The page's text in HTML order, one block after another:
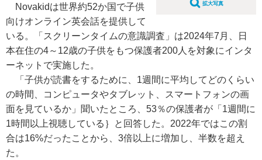
拡大写真
Novakidは世界約52か国で子供
向けオンライン英会話を提供して
いる。「スクリーンタイムの意識調査」は2024年7月、日
本在住の4～12歳の子供をもつ保護者200人を対象にインタ
ーネットで実施した。
「子供が読書をするために、1週間に平均してどのくらい
の時間、コンピュータやタブレット、スマートフォンの画
面を見ているか」聞いたところ、53％の保護者が「1週間に
1時間以上視聴している｝と回答した。2022年ではこの割
合は16%だったことから、3倍以上に増加し、半数を超え
た。